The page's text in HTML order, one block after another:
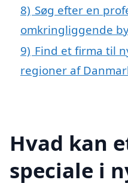
8) Søg efter en
omkringliggende
9) Find et firma til
regioner af
Hvad kan
speciale i